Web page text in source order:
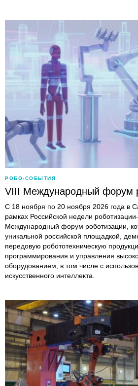
РОБО-СОБЫТИЯ
VIII Международный форум
С 18 ноября по 20 ноября 2026 года в
рамках Российской недели
Международный форум роботизации,
уникальной российской площадкой,
передовую робототехническую
программирования и управления
оборудованием, в том числе с
искусственного интеллекта.